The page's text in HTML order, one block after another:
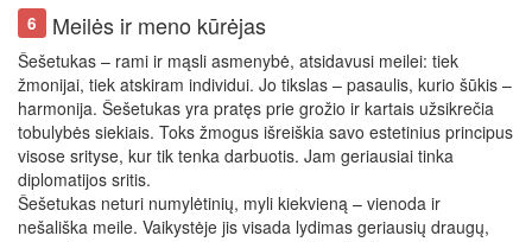
6 Meilės ir meno kūrėjas
Šešetukas – rami ir mąsli asmenybė, atsidavusi meilei: tiek
žmonijai, tiek atskiram individui. Jo tikslas – pasaulis, kurio šūkis –
harmonija. Šešetukas yra pratęs prie grožio ir kartais užsikrečia
tobulybės siekiais. Toks žmogus išreiškia savo estetinius principus
visose srityse, kur tik tenka darbuotis. Jam geriausiai tinka
diplomatijos sritis.
Šešetukas neturi numylėtinių, myli kiekvieną – vienoda ir
nešališka meile. Vaikystėje jis visada lydimas geriausių draugų,